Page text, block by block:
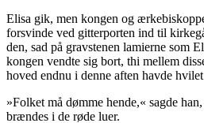
Elisa gik, men kongen og
forsvinde ved gitterporten ind til
den, sad på gravstenen lamierne som
kongen vendte sig bort, thi mellem
hoved endnu i denne aften havde
»Folket må dømme hende,« sagde
brændes i de røde luer.